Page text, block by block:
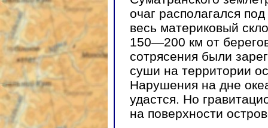
очаг располагался
весь материковый
150—200 км от
сотрясения были
суши на территории
Нарушения на дне
удастся. Но
на поверхности